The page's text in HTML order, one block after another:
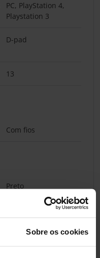
Sobre os cookies
PC, PlayStation 4,
Playstation 3
D-pad
13
Com fios
Preto